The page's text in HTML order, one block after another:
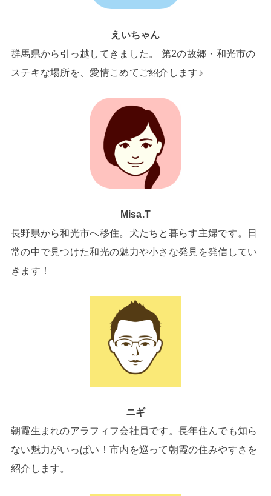
えいちゃん
群馬県から引っ越してきました。 第2の故郷・和光市の
ステキな場所を、愛情こめてご紹介します♪
Misa.T
長野県から和光市へ移住。犬たちと暮らす主婦です。日
常の中で見つけた和光の魅力や小さな発見を発信してい
きます！
ニギ
朝霞生まれのアラフィフ会社員です。長年住んでも知ら
ない魅力がいっぱい！市内を巡って朝霞の住みやすさを
紹介します。